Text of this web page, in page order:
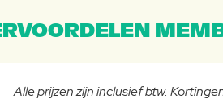
Alle prijzen zijn inclusief btw.